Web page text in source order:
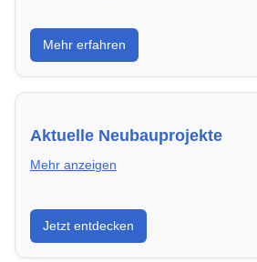
Erfahre, welche Nebenkosten
wie du deine monatliche Belastung
kannst.
Mehr erfahren
Aktuelle Neubauprojekte
Mehr anzeigen
Entdecke Neubauprojekte in
energieeffizient und sofort
Jetzt entdecken